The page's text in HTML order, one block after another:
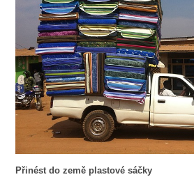
Přinést do země plastové sáčky